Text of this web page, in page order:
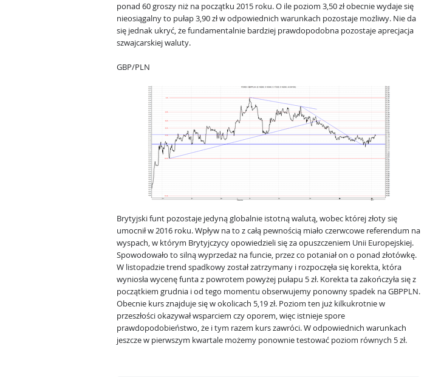
ponad 60 groszy niż na początku 2015 roku. O ile poziom 3,50 zł obecnie wydaje się
nieosiągalny to pułap 3,90 zł w odpowiednich warunkach pozostaje możliwy. Nie da
się jednak ukryć, że fundamentalnie bardziej prawdopodobna pozostaje aprecjacja
szwajcarskiej waluty.
GBP/PLN
Brytyjski funt pozostaje jedyną globalnie istotną walutą, wobec której złoty się
umocnił w 2016 roku. Wpływ na to z całą pewnością miało czerwcowe referendum na
wyspach, w którym Brytyjczycy opowiedzieli się za opuszczeniem Unii Europejskiej.
Spowodowało to silną wyprzedaż na funcie, przez co potaniał on o ponad złotówkę.
W listopadzie trend spadkowy został zatrzymany i rozpoczęła się korekta, która
wyniosła wycenę funta z powrotem powyżej pułapu 5 zł. Korekta ta zakończyła się z
początkiem grudnia i od tego momentu obserwujemy ponowny spadek na GBPPLN.
Obecnie kurs znajduje się w okolicach 5,19 zł. Poziom ten już kilkukrotnie w
przeszłości okazywał wsparciem czy oporem, więc istnieje spore
prawdopodobieństwo, że i tym razem kurs zawróci. W odpowiednich warunkach
jeszcze w pierwszym kwartale możemy ponownie testować poziom równych 5 zł.